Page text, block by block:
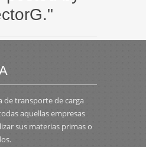
de transporte de carga
aquellas empresas
sus materias primas o